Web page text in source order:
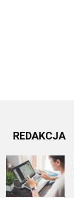
REDAKCJA